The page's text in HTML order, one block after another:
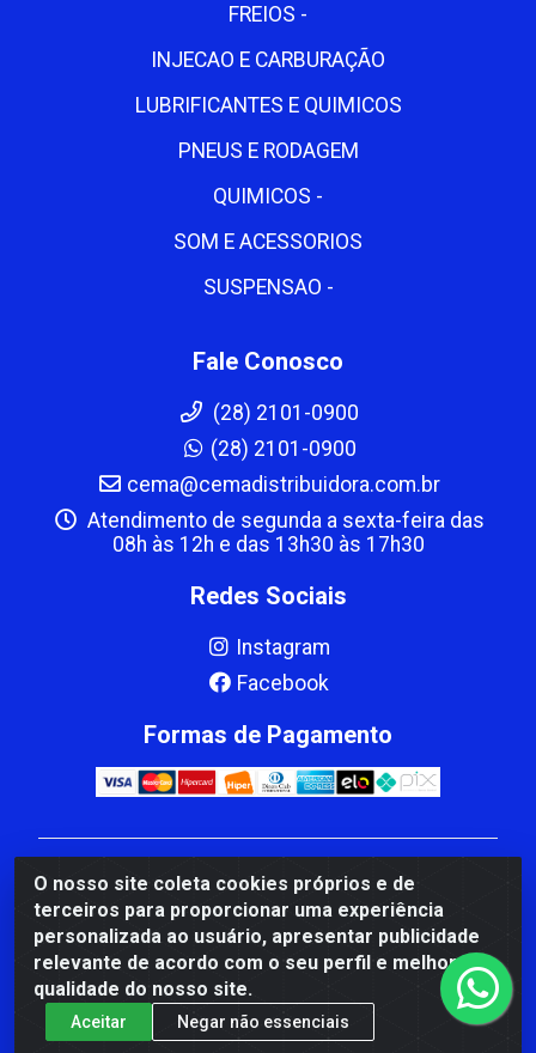
O nosso site coleta cookies próprios e de
terceiros para proporcionar uma experiência
personalizada ao usuário, apresentar publicidade
relevante de acordo com o seu perfil e melhorar a
qualidade do nosso site.
Aceitar
Negar não essenciais
FREIOS -
INJECAO E CARBURAÇÃO
LUBRIFICANTES E QUIMICOS
PNEUS E RODAGEM
QUIMICOS -
SOM E ACESSORIOS
SUSPENSAO -
Fale Conosco
(28) 2101-0900
(28) 2101-0900
cema@cemadistribuidora.com.br
Atendimento de segunda a sexta-feira das
08h às 12h e das 13h30 às 17h30
Redes Sociais
Instagram
Facebook
Formas de Pagamento
CBP MACEDO COMERCIO PEÇAS LTDA Matriz - av
Mauro Miranda Madureira, 1249 - Coramara , Cachoeiro
de Itapemirim/ES - CEP 29.311-310 - CNPJ
00.502.680/0001-41